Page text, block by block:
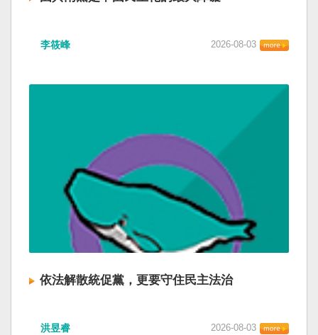
李筱峰 2026-08-03
依法解散統促黨，更要守住民主法治
洪昱睿 2026-08-03